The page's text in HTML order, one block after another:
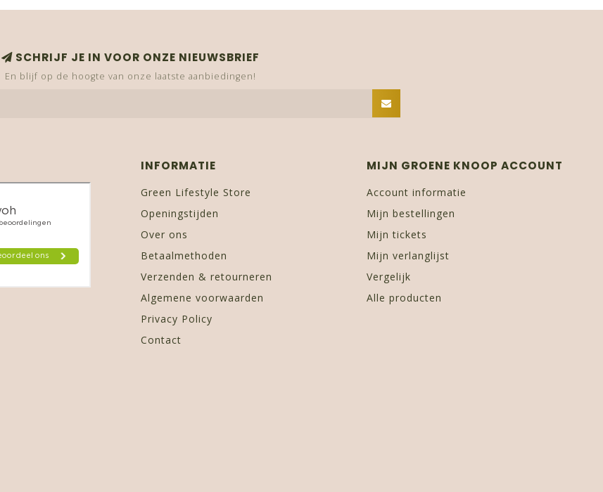
SCHRIJF JE IN VOOR ONZE NIEUWSBRIEF
En blijf op de hoogte van onze laatste aanbiedingen!
INFORMATIE
Green Lifestyle Store
Openingstijden
Over ons
Betaalmethoden
Verzenden & retourneren
Algemene voorwaarden
Privacy Policy
Contact
MIJN GROENE KNOOP ACCOUNT
Account informatie
Mijn bestellingen
Mijn tickets
Mijn verlanglijst
Vergelijk
Alle producten